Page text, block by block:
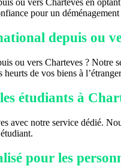
pour un
depuis ou
ou vers Charteves ? Notre
de vos biens à
étudiants à
avec notre service dédié.
pour les